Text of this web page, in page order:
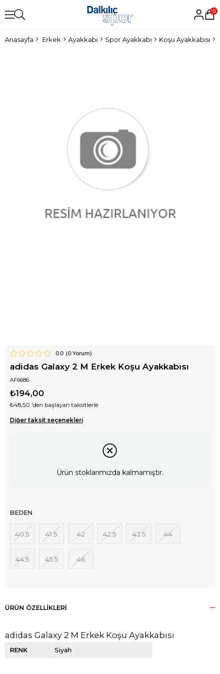
0
Anasayfa Erkek Ayakkabı Spor Ayakkabı Koşu Ayakkabısı
0.0 (0Yorum)
adidas Galaxy 2 M Erkek Koşu Ayakkabısı
AF6686
₺194,00
₺48,50 'den başlayan taksitlerle
Diğer taksit seçenekleri
Ürün stoklarımızda kalmamıştır.
BEDEN
40.5 41.5 42 42.5 43.5 44
44.5 45.5 46
ÜRÜN ÖZELLIKLERI
adidas Galaxy 2 M Erkek Koşu Ayakkabısı
RENK Siyah